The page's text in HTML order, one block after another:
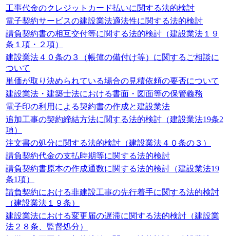
工事代金のクレジットカード払いに関する法的検討
電子契約サービスの建設業法適法性に関する法的検討
請負契約書の相互交付等に関する法的検討（建設業法１９
条１項・２項）
建設業法４０条の３（帳簿の備付け等）に関するご相談に
ついて
単価が取り決められている場合の見積依頼の要否について
建設業法・建築士法における書面・図面等の保管義務
電子印の利用による契約書の作成と建設業法
追加工事の契約締結方法に関する法的検討（建設業法19条2
項）
注文書の処分に関する法的検討（建設業法４０条の３）
請負契約代金の支払時期等に関する法的検討
請負契約書原本の作成通数に関する法的検討（建設業法19
条1項）
請負契約における非建設工事の先行着手に関する法的検討
（建設業法１９条）
建設業法における変更届の遅滞に関する法的検討（建設業
法２８条、監督処分）